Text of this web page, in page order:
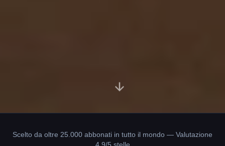
Scelto da oltre 25.000 abbonati in tutto il mondo — Valutazione